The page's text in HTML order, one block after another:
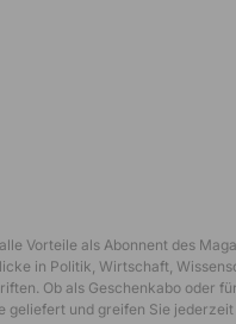
Vorteile als Abonnent des
in Politik, Wirtschaft,
Ob als Geschenkabo oder
und greifen Sie